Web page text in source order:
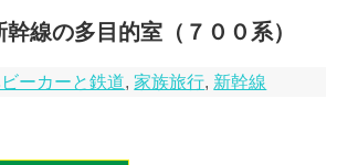
線の多目的室（７００系）
ーカーと鉄道,家族旅行, 新幹線